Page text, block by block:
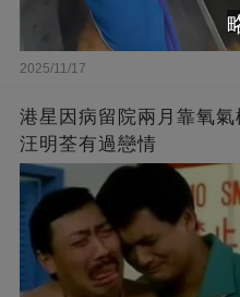
2025/11/17
港星因病留院兩月靠氧
汪明荃有過戀情